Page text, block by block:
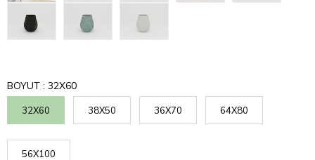
BOYUT : 32X60
32X60 38X50 36X70 64X80
56X100